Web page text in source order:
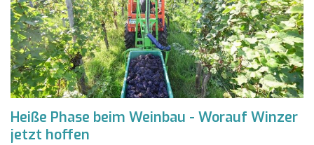
Heiße Phase beim Weinbau - Worauf Winzer
jetzt hoffen